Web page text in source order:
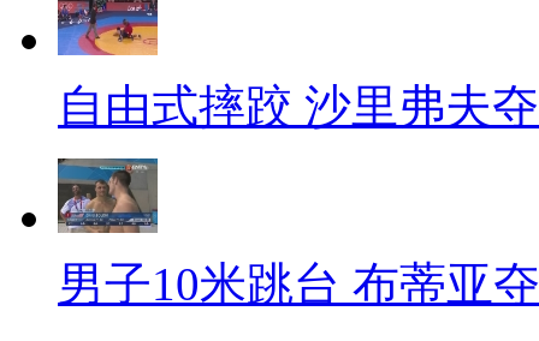
自由式摔跤 沙里弗夫
男子10米跳台 布蒂亚